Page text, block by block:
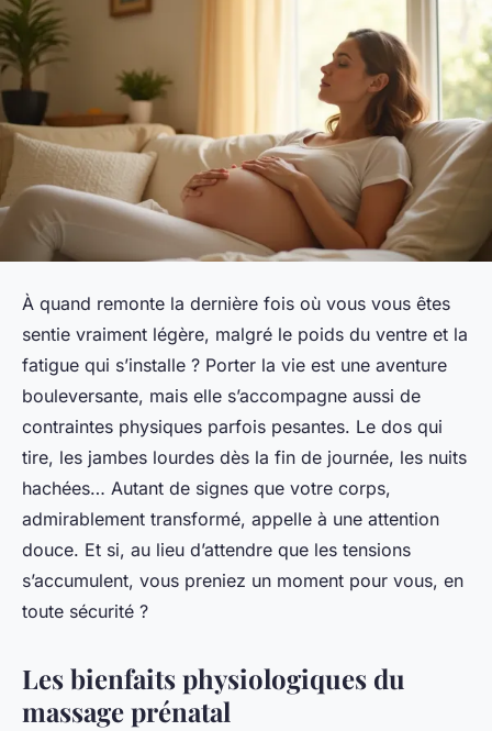
À quand remonte la dernière fois où vous vous êtes
sentie vraiment légère, malgré le poids du ventre et la
fatigue qui s’installe ? Porter la vie est une aventure
bouleversante, mais elle s’accompagne aussi de
contraintes physiques parfois pesantes. Le dos qui
tire, les jambes lourdes dès la fin de journée, les nuits
hachées… Autant de signes que votre corps,
admirablement transformé, appelle à une attention
douce. Et si, au lieu d’attendre que les tensions
s’accumulent, vous preniez un moment pour vous, en
toute sécurité ?
Les bienfaits physiologiques du
massage prénatal